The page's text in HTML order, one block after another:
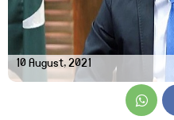
10 August, 2021